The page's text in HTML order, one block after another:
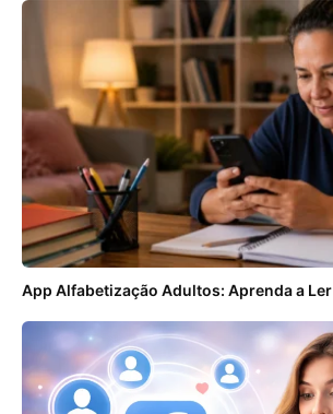
App Alfabetização Adultos: Aprenda a Ler